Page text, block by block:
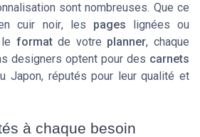
sont nombreuses. Que ce
cuir noir, les pages lignées ou
formatde votre planner, chaque
designers optent pour des carnets
Japon, réputés pour leur qualité et
à chaque besoin